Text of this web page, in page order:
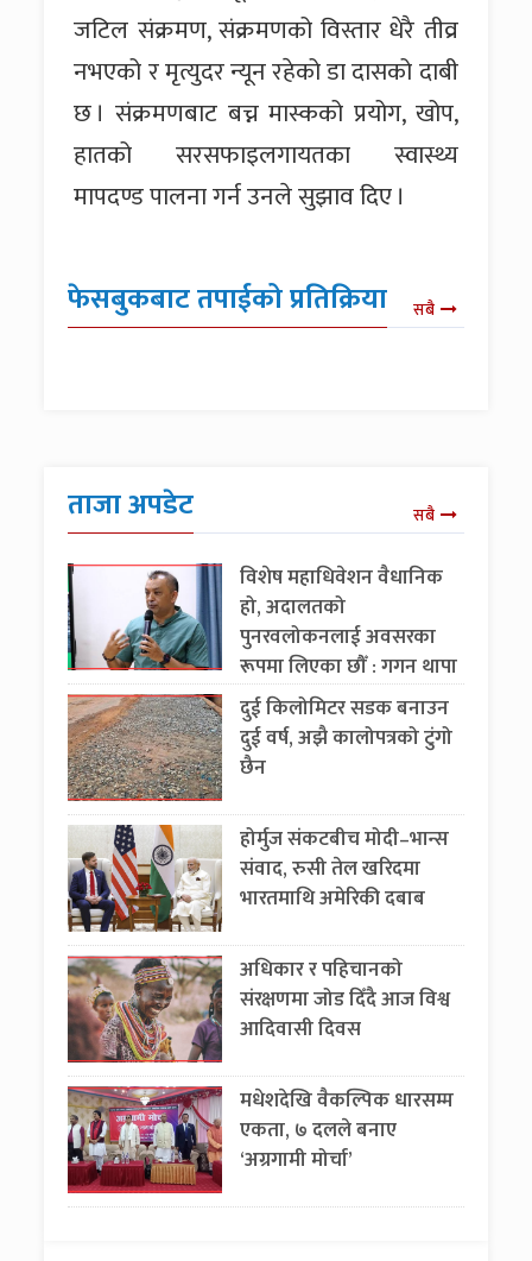
जटिल संक्रमण, संक्रमणको विस्तार धेरै तीव्र
नभएको र मृत्युदर न्यून रहेको डा दासको दाबी
छ । संक्रमणबाट बच्न मास्कको प्रयोग, खोप,
हातको सरसफाइलगायतका स्वास्थ्य
मापदण्ड पालना गर्न उनले सुझाव दिए ।
फेसबुकबाट तपाईको प्रतिक्रिया सबै
ताजा अपडेट सबै
विशेष महाधिवेशन वैधानिक
हो, अदालतको
पुनरवलोकनलाई अवसरका
रूपमा लिएका छौँ : गगन थापा
दुई किलोमिटर सडक बनाउन
दुई वर्ष, अझै कालोपत्रको टुंगो
छैन
होर्मुज संकटबीच मोदी–भान्स
संवाद, रुसी तेल खरिदमा
भारतमाथि अमेरिकी दबाब
अधिकार र पहिचानको
संरक्षणमा जोड दिँदै आज विश्व
आदिवासी दिवस
मधेशदेखि वैकल्पिक धारसम्म
एकता, ७ दलले बनाए
‘अग्रगामी मोर्चा’